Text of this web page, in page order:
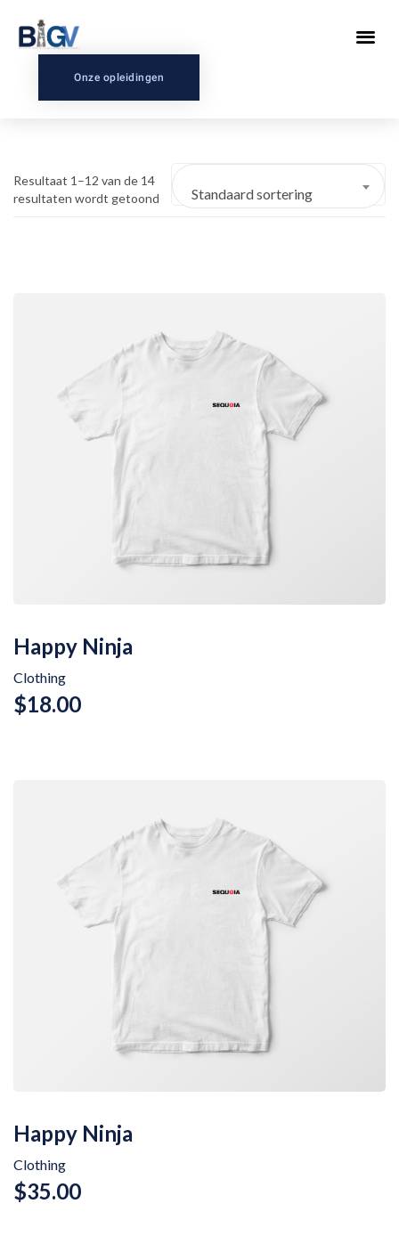
Onze opleidingen
Resultaat 1–12 van de 14
resultaten wordt getoond
Standaard sortering
Happy Ninja
Clothing
$18.00
Happy Ninja
Clothing
$35.00